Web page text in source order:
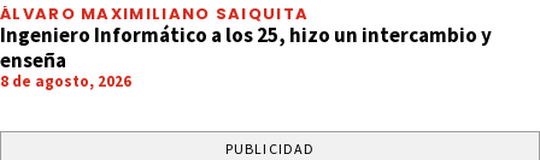
ÁLVARO MAXIMILIANO SAIQUITA
Ingeniero Informático a los 25, hizo un intercambio y
enseña
8 de agosto, 2026
PUBLICIDAD